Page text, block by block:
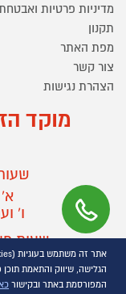
מדיניות פרטיות
תקנון
מפת האתר
צור קשר
הצהרת נגישות
מוקד
ו'
שעות
הגלישה, שיווק והתאמת
המפורסמת באתר ובקישור